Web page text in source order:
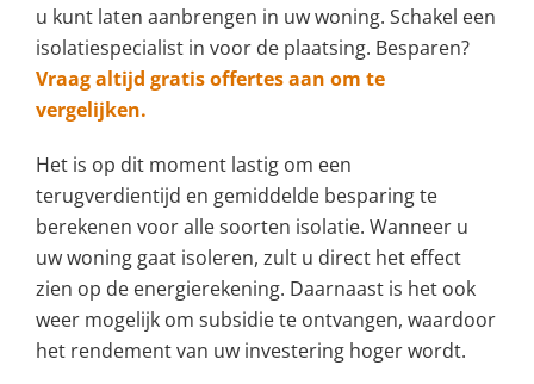
u kunt laten aanbrengen in uw woning. Schakel een
isolatiespecialist in voor de plaatsing. Besparen?
Vraag altijd gratis offertes aan om te
vergelijken.
Het is op dit moment lastig om een
terugverdientijd en gemiddelde besparing te
berekenen voor alle soorten isolatie. Wanneer u
uw woning gaat isoleren, zult u direct het effect
zien op de energierekening. Daarnaast is het ook
weer mogelijk om subsidie te ontvangen, waardoor
het rendement van uw investering hoger wordt.